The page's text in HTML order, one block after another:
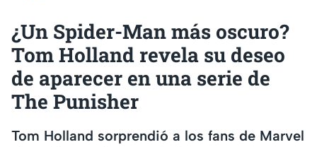
¿Un Spider-Man más oscuro?
Tom Holland revela su deseo
de aparecer en una serie de
The Punisher
Tom Holland sorprendió a los fans de Marvel